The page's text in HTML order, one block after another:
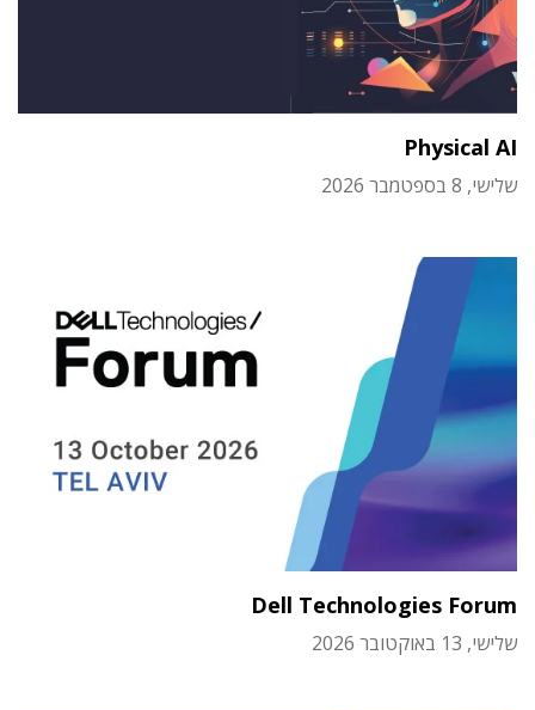
Physical AI
שלישי, 8 בספטמבר 2026
Dell Technologies Forum
שלישי, 13 באוקטובר 2026